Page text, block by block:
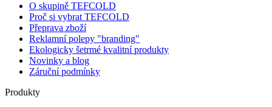
O skupině TEFCOLD
Proč si vybrat TEFCOLD
Přeprava zboží
Reklamní polepy "branding"
Ekologicky šetrmé kvalitní produkty
Novinky a blog
Záruční podmínky
Produkty